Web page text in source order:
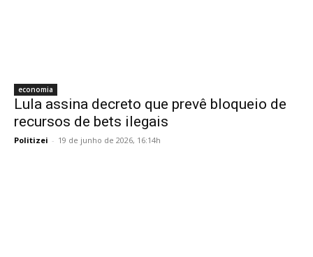
economia
Lula assina decreto que prevê bloqueio de
recursos de bets ilegais
Politizei - 19 de junho de 2026, 16:14h